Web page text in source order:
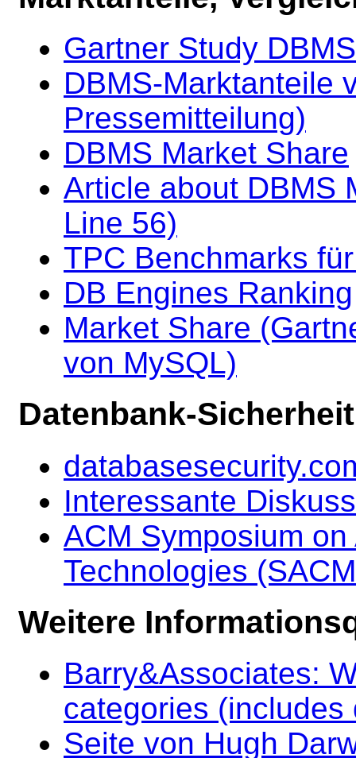
Gartner Study
DBMS-Marktanteile
Pressemitteilung)
DBMS Market Share
Article about DBMS
Line 56)
TPC Benchmarks
DB Engines Ranking
Market Share
von MySQL)
Datenbank-
Interessante
ACM Symposium
Technologies
Weitere
Barry&Associates:
categories
Seite von Hugh